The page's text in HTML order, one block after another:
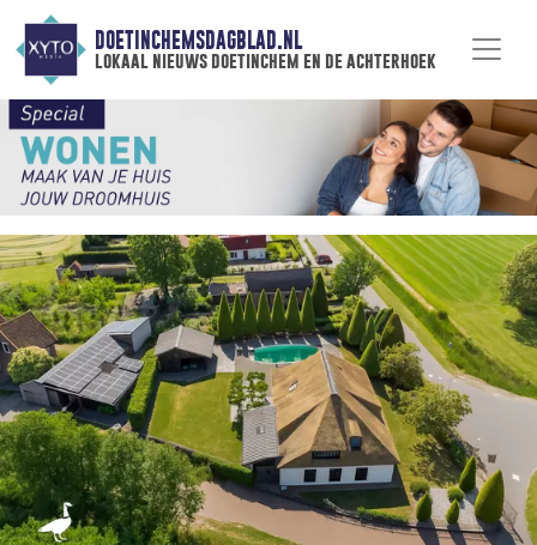
DOETINCHEMSDAGBLAD.NL
lokaal nieuws doetinchem en de achterhoek